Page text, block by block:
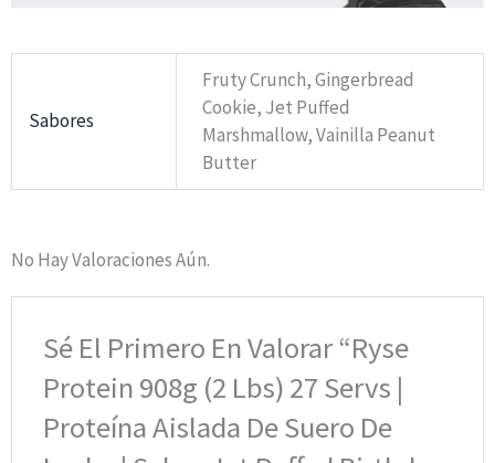
Sabores
Fruty Crunch, Gingerbread
Cookie, Jet Puffed
Marshmallow, Vainilla Peanut
Butter
No Hay Valoraciones Aún.
Sé El Primero En Valorar “Ryse
Protein 908g (2 Lbs) 27 Servs |
Proteína Aislada De Suero De